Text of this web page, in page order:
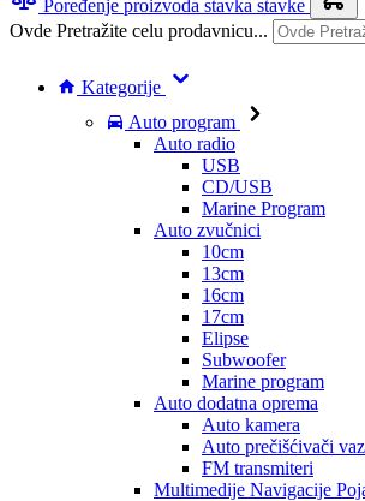
Poređenje proizvoda stavka stavke
Ovde Pretražite celu prodavnicu...
Kategorije
Auto program
Auto radio
USB
CD/USB
Marine Program
Auto zvučnici
10cm
13cm
16cm
17cm
Elipse
Subwoofer
Marine program
Auto dodatna oprema
Auto kamera
Auto prečišćivači
FM transmiteri
Multimedije Navigacije